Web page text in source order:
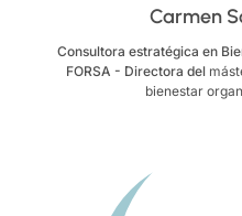
Carmen
Consultora estratégica en
FORSA - Directora del
bienestar